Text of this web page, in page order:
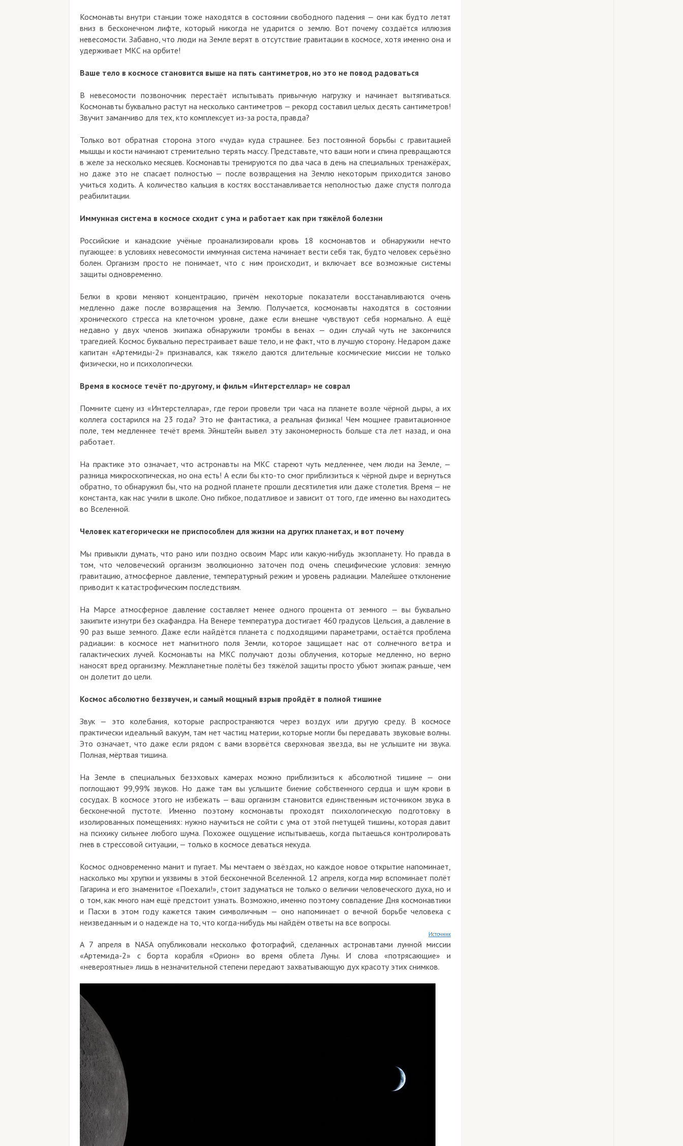
Космонавты внутри станции тоже находятся в состоянии свободного падения — они как будто летят
вниз в бесконечном лифте, который никогда не ударится о землю. Вот почему создаётся иллюзия
невесомости. Забавно, что люди на Земле верят в отсутствие гравитации в космосе, хотя именно она и
удерживает МКС на орбите!
Ваше тело в космосе становится выше на пять сантиметров, но это не повод радоваться
В невесомости позвоночник перестаёт испытывать привычную нагрузку и начинает вытягиваться.
Космонавты буквально растут на несколько сантиметров — рекорд составил целых десять сантиметров!
Звучит заманчиво для тех, кто комплексует из-за роста, правда?
Только вот обратная сторона этого «чуда» куда страшнее. Без постоянной борьбы с гравитацией
мышцы и кости начинают стремительно терять массу. Представьте, что ваши ноги и спина превращаются
в желе за несколько месяцев. Космонавты тренируются по два часа в день на специальных тренажёрах,
но даже это не спасает полностью — после возвращения на Землю некоторым приходится заново
учиться ходить. А количество кальция в костях восстанавливается неполностью даже спустя полгода
реабилитации.
Иммунная система в космосе сходит с ума и работает как при тяжёлой болезни
Российские и канадские учёные проанализировали кровь 18 космонавтов и обнаружили нечто
пугающее: в условиях невесомости иммунная система начинает вести себя так, будто человек серьёзно
болен. Организм просто не понимает, что с ним происходит, и включает все возможные системы
защиты одновременно.
Белки в крови меняют концентрацию, причём некоторые показатели восстанавливаются очень
медленно даже после возвращения на Землю. Получается, космонавты находятся в состоянии
хронического стресса на клеточном уровне, даже если внешне чувствуют себя нормально. А ещё
недавно у двух членов экипажа обнаружили тромбы в венах — один случай чуть не закончился
трагедией. Космос буквально перестраивает ваше тело, и не факт, что в лучшую сторону. Недаром даже
капитан «Артемиды-2» признавался, как тяжело даются длительные космические миссии не только
физически, но и психологически.
Время в космосе течёт по-другому, и фильм «Интерстеллар» не соврал
Помните сцену из «Интерстеллара», где герои провели три часа на планете возле чёрной дыры, а их
коллега состарился на 23 года? Это не фантастика, а реальная физика! Чем мощнее гравитационное
поле, тем медленнее течёт время. Эйнштейн вывел эту закономерность больше ста лет назад, и она
работает.
На практике это означает, что астронавты на МКС стареют чуть медленнее, чем люди на Земле, —
разница микроскопическая, но она есть! А если бы кто-то смог приблизиться к чёрной дыре и вернуться
обратно, то обнаружил бы, что на родной планете прошли десятилетия или даже столетия. Время — не
константа, как нас учили в школе. Оно гибкое, податливое и зависит от того, где именно вы находитесь
во Вселенной.
Человек категорически не приспособлен для жизни на других планетах, и вот почему
Мы привыкли думать, что рано или поздно освоим Марс или какую-нибудь экзопланету. Но правда в
том, что человеческий организм эволюционно заточен под очень специфические условия: земную
гравитацию, атмосферное давление, температурный режим и уровень радиации. Малейшее отклонение
приводит к катастрофическим последствиям.
На Марсе атмосферное давление составляет менее одного процента от земного — вы буквально
закипите изнутри без скафандра. На Венере температура достигает 460 градусов Цельсия, а давление в
90 раз выше земного. Даже если найдётся планета с подходящими параметрами, остаётся проблема
радиации: в космосе нет магнитного поля Земли, которое защищает нас от солнечного ветра и
галактических лучей. Космонавты на МКС получают дозы облучения, которые медленно, но верно
наносят вред организму. Межпланетные полёты без тяжёлой защиты просто убьют экипаж раньше, чем
он долетит до цели.
Космос абсолютно беззвучен, и самый мощный взрыв пройдёт в полной тишине
Звук — это колебания, которые распространяются через воздух или другую среду. В космосе
практически идеальный вакуум, там нет частиц материи, которые могли бы передавать звуковые волны.
Это означает, что даже если рядом с вами взорвётся сверхновая звезда, вы не услышите ни звука.
Полная, мёртвая тишина.
На Земле в специальных безэховых камерах можно приблизиться к абсолютной тишине — они
поглощают 99,99% звуков. Но даже там вы услышите биение собственного сердца и шум крови в
сосудах. В космосе этого не избежать — ваш организм становится единственным источником звука в
бесконечной пустоте. Именно поэтому космонавты проходят психологическую подготовку в
изолированных помещениях: нужно научиться не сойти с ума от этой гнетущей тишины, которая давит
на психику сильнее любого шума. Похожее ощущение испытываешь, когда пытаешься контролировать
гнев в стрессовой ситуации, — только в космосе деваться некуда.
Космос одновременно манит и пугает. Мы мечтаем о звёздах, но каждое новое открытие напоминает,
насколько мы хрупки и уязвимы в этой бесконечной Вселенной. 12 апреля, когда мир вспоминает полёт
Гагарина и его знаменитое «Поехали!», стоит задуматься не только о величии человеческого духа, но и
о том, как много нам ещё предстоит узнать. Возможно, именно поэтому совпадение Дня космонавтики
и Пасхи в этом году кажется таким символичным — оно напоминает о вечной борьбе человека с
неизведанным и о надежде на то, что когда-нибудь мы найдём ответы на все вопросы.
Источник
А 7 апреля в NASA опубликовали несколько фотографий, сделанных астронавтами лунной миссии
«Артемида-2» с борта корабля «Орион» во время облета Луны. И слова «потрясающие» и
«невероятные» лишь в незначительной степени передают захватывающую дух красоту этих снимков.